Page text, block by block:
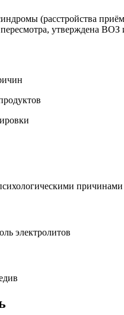
(расстройства
утверждена ВОЗ
причинами
электролитов